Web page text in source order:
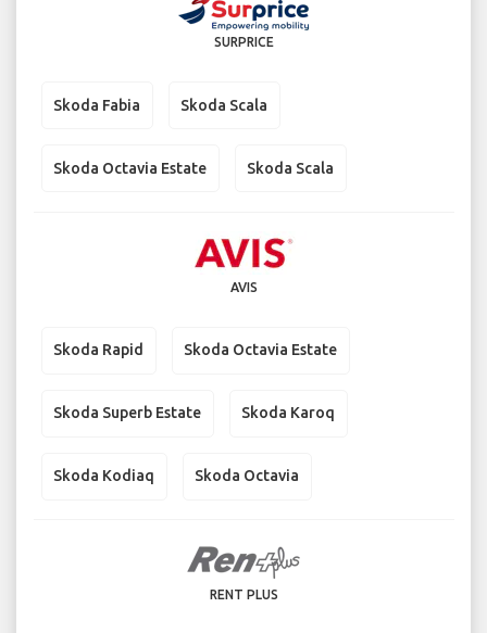
SURPRICE
Skoda Fabia Skoda Scala
Skoda Octavia Estate Skoda Scala
AVIS
Skoda Rapid Skoda Octavia Estate
Skoda Superb Estate Skoda Karoq
Skoda Kodiaq Skoda Octavia
RENT PLUS